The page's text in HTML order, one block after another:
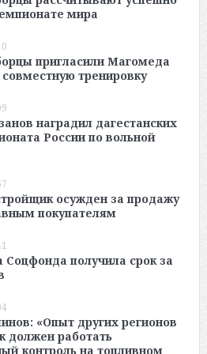
мира
пригласили Магомеда
тренировку
наградил дагестанских
России по вольной
осужден за продажу
покупателям
Соцфонда получила срок за
«Опыт других регионов
должен работать
контроль на топливном